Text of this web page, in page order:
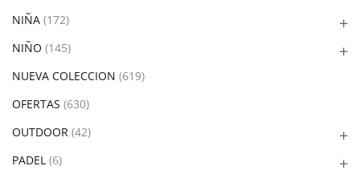
NIÑA (172)
NIÑO (145)
NUEVA COLECCION (619)
OFERTAS (630)
OUTDOOR (42)
PADEL (6)